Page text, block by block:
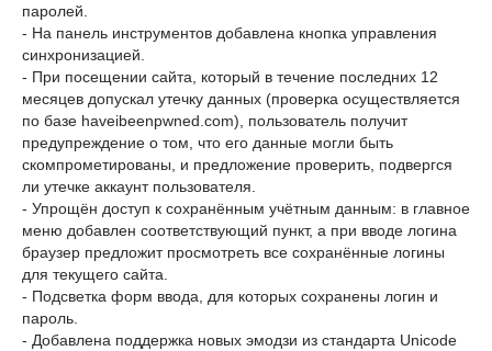
паролей.
- На панель инструментов добавлена кнопка управления
синхронизацией.
- При посещении сайта, который в течение последних 12
месяцев допускал утечку данных (проверка осуществляется
по базе haveibeenpwned.com), пользователь получит
предупреждение о том, что его данные могли быть
скомпрометированы, и предложение проверить, подвергся
ли утечке аккаунт пользователя.
- Упрощён доступ к сохранённым учётным данным: в главное
меню добавлен соответствующий пункт, а при вводе логина
браузер предложит просмотреть все сохранённые логины
для текущего сайта.
- Подсветка форм ввода, для которых сохранены логин и
пароль.
- Добавлена поддержка новых эмодзи из стандарта Unicode